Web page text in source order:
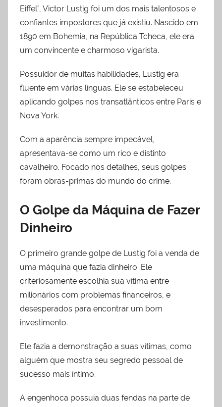
Eiffel”, Victor Lustig foi um dos mais talentosos e
confiantes impostores que já existiu. Nascido em
1890 em Bohemia, na República Tcheca, ele era
um convincente e charmoso vigarista.
Possuidor de muitas habilidades, Lustig era
fluente em várias línguas. Ele se estabeleceu
aplicando golpes nos transatlânticos entre Paris e
Nova York.
Com a aparência sempre impecável,
apresentava-se como um rico e distinto
cavalheiro. Focado nos detalhes, seus golpes
foram obras-primas do mundo do crime.
O Golpe da Máquina de Fazer
Dinheiro
O primeiro grande golpe de Lustig foi a venda de
uma máquina que fazia dinheiro. Ele
criteriosamente escolhia sua vítima entre
milionários com problemas financeiros, e
desesperados para encontrar um bom
investimento.
Ele fazia a demonstração a suas vítimas, como
alguém que mostra seu segredo pessoal de
sucesso mais íntimo.
A engenhoca possuía duas fendas na parte de